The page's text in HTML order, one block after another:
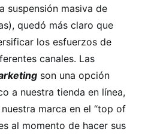
suspensión masiva de
quedó más claro que
los esfuerzos de
canales. Las
son una opción
a nuestra tienda en línea,
marca en el “top of
al momento de hacer sus